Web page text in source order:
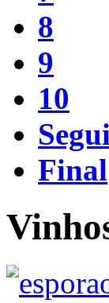
8
9
10
Final